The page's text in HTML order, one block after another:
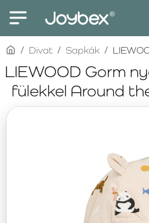
LIEWOOD Gorm
fülekkel Around
homeDivat Sapkák